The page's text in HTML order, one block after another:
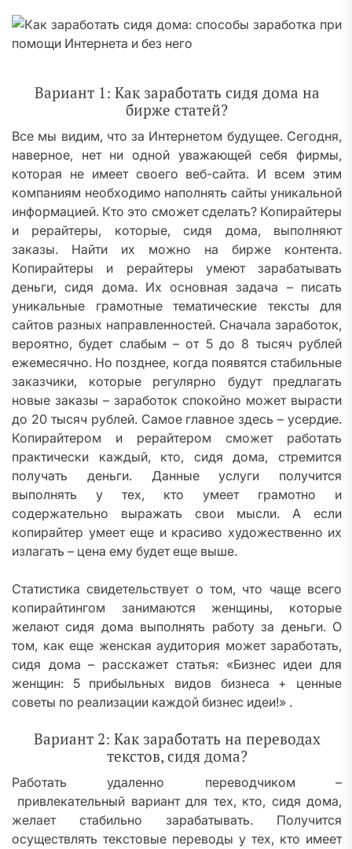
Вариант 1: Как заработать сидя дома на
бирже статей?
Все мы видим, что за Интернетом будущее. Сегодня,
наверное, нет ни одной уважающей себя фирмы,
которая не имеет своего веб-сайта. И всем этим
компаниям необходимо наполнять сайты уникальной
информацией. Кто это сможет сделать? Копирайтеры
и рерайтеры, которые, сидя дома, выполняют
заказы. Найти их можно на бирже контента.
Копирайтеры и рерайтеры умеют зарабатывать
деньги, сидя дома. Их основная задача – писать
уникальные грамотные тематические тексты для
сайтов разных направленностей. Сначала заработок,
вероятно, будет слабым – от 5 до 8 тысяч рублей
ежемесячно. Но позднее, когда появятся стабильные
заказчики, которые регулярно будут предлагать
новые заказы – заработок спокойно может вырасти
до 20 тысяч рублей. Самое главное здесь – усердие.
Копирайтером и рерайтером сможет работать
практически каждый, кто, сидя дома, стремится
получать деньги. Данные услуги получится
выполнять у тех, кто умеет грамотно и
содержательно выражать свои мысли. А если
копирайтер умеет еще и красиво художественно их
излагать – цена ему будет еще выше.
Статистика свидетельствует о том, что чаще всего
копирайтингом занимаются женщины, которые
желают сидя дома выполнять работу за деньги. О
том, как еще женская аудитория может заработать,
сидя дома – расскажет статья: «Бизнес идеи для
женщин: 5 прибыльных видов бизнеса + ценные
советы по реализации каждой бизнес идеи!» .
Вариант 2: Как заработать на переводах
текстов, сидя дома?
Работать удаленно переводчиком –
привлекательный вариант для тех, кто, сидя дома,
желает стабильно зарабатывать. Получится
осуществлять текстовые переводы у тех, кто имеет